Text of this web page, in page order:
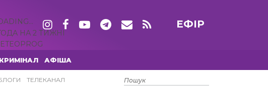
НА 2 ТИЖНІ
ЕФІР
КРИМІНАЛ АФІША
ТЕЛЕКАНАЛ
15 ТРАВНЯ